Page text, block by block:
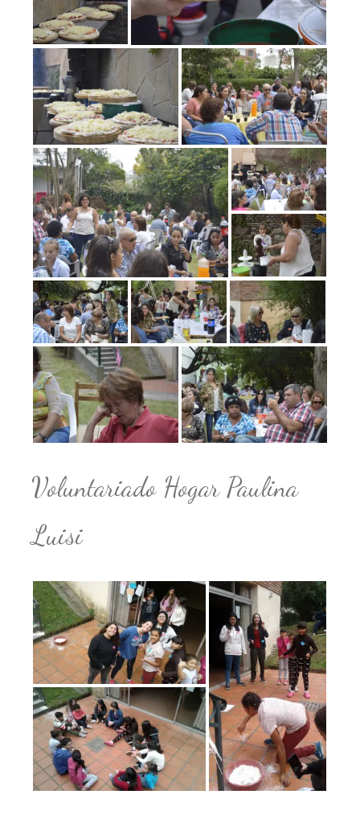
Voluntariado Hogar Paulina
Luisi